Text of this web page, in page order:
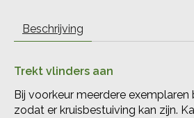
Beschrijving
Trekt vlinders aan
Bij voorkeur meerdere exemplaren
zodat er kruisbestuiving kan zijn.